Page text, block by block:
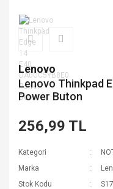
Lenovo
Lenovo Thinkpad
Power Buton
256,99 TL
Kategori
Marka
Stok Kodu